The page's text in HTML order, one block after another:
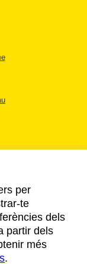
per
te
dels
partir dels
més
.